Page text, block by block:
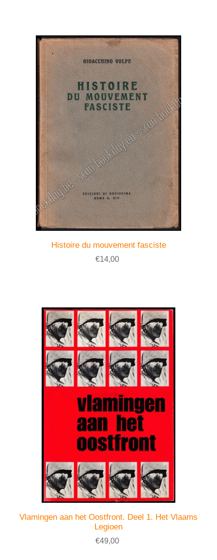
Histoire du mouvement fasciste
€14,00
Vlamingen aan het Oostfront. Deel 1. Het Vlaams
Legioen
€49,00